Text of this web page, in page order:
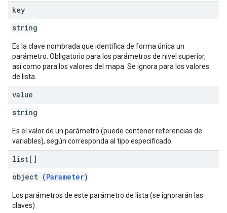
key
string
Es la clave nombrada que identifica de forma única un
parámetro. Obligatorio para los parámetros de nivel superior,
así como para los valores del mapa. Se ignora para los valores
de lista.
value
string
Es el valor de un parámetro (puede contener referencias de
variables), según corresponda al tipo especificado.
list[]
object (Parameter)
Los parámetros de este parámetro de lista (se ignorarán las
claves)